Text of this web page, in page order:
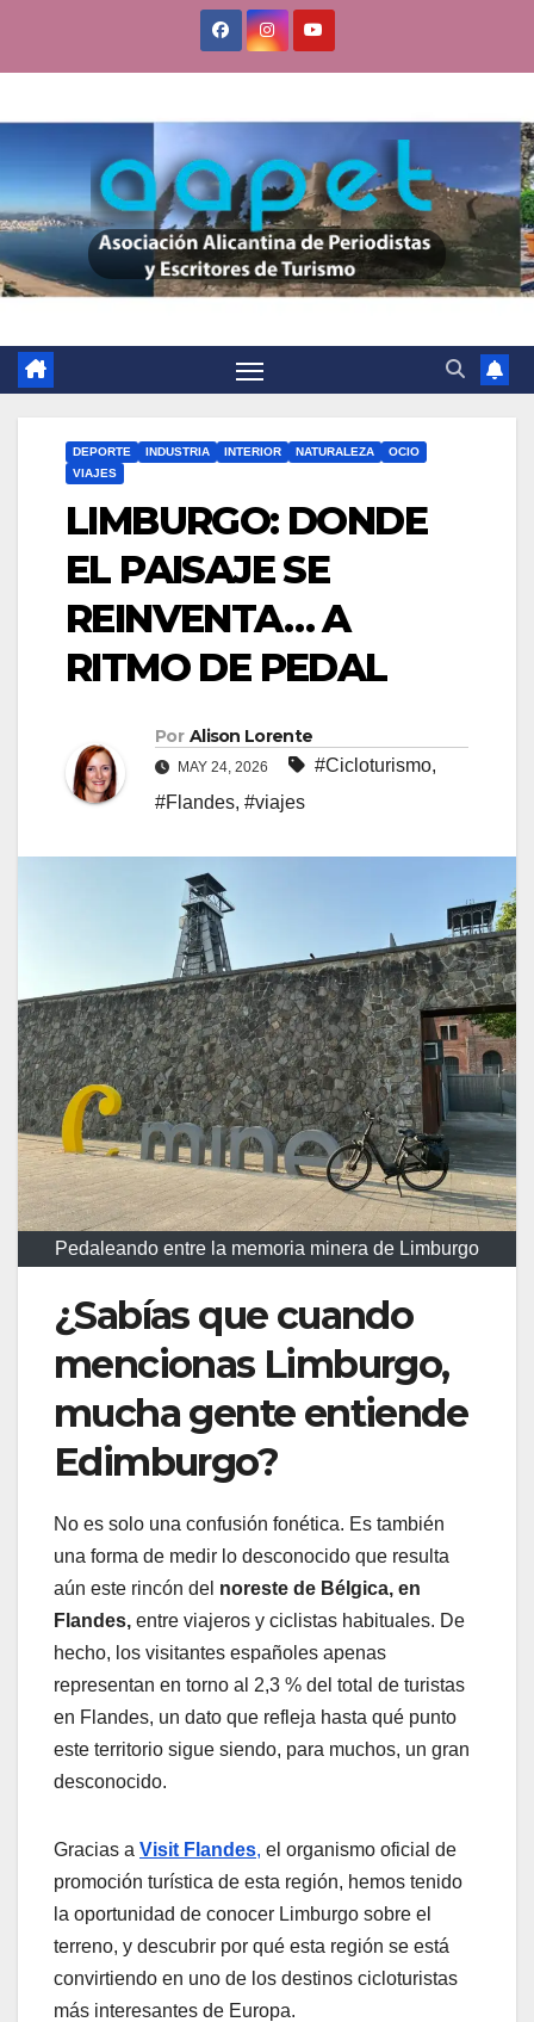
DEPORTE INDUSTRIA INTERIOR NATURALEZA
OCIO
VIAJES
LIMBURGO: DONDE
EL PAISAJE SE
REINVENTA… A
RITMO DE PEDAL
Por Alison Lorente
MAY 24, 2026 #Cicloturismo,
#Flandes, #viajes
Pedaleando entre la memoria minera de Limburgo
¿Sabías que cuando
mencionas Limburgo,
mucha gente entiende
Edimburgo?
No es solo una confusión fonética. Es también
una forma de medir lo desconocido que resulta
aún este rincón del noreste de Bélgica, en
Flandes, entre viajeros y ciclistas habituales. De
hecho, los visitantes españoles apenas
representan en torno al 2,3 % del total de turistas
en Flandes, un dato que refleja hasta qué punto
este territorio sigue siendo, para muchos, un gran
desconocido.
Gracias a Visit Flandes, el organismo oficial de
promoción turística de esta región, hemos tenido
la oportunidad de conocer Limburgo sobre el
terreno, y descubrir por qué esta región se está
convirtiendo en uno de los destinos cicloturistas
más interesantes de Europa.